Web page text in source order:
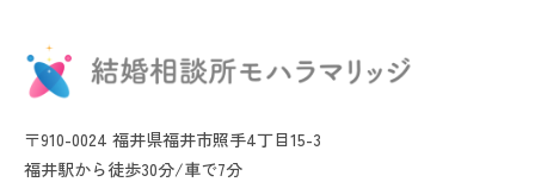
〒910-0024 福井県福井市照手4丁目15-3
福井駅から徒歩30分/車で7分